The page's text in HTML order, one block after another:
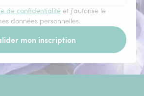
de confidentialité et j'autorise le
données personnelles.
mon inscription